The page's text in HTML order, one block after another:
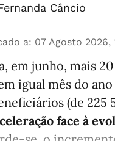
Câncio
a: 07 Agosto 2026,
em junho, mais
igual mês do
(de 225
face à